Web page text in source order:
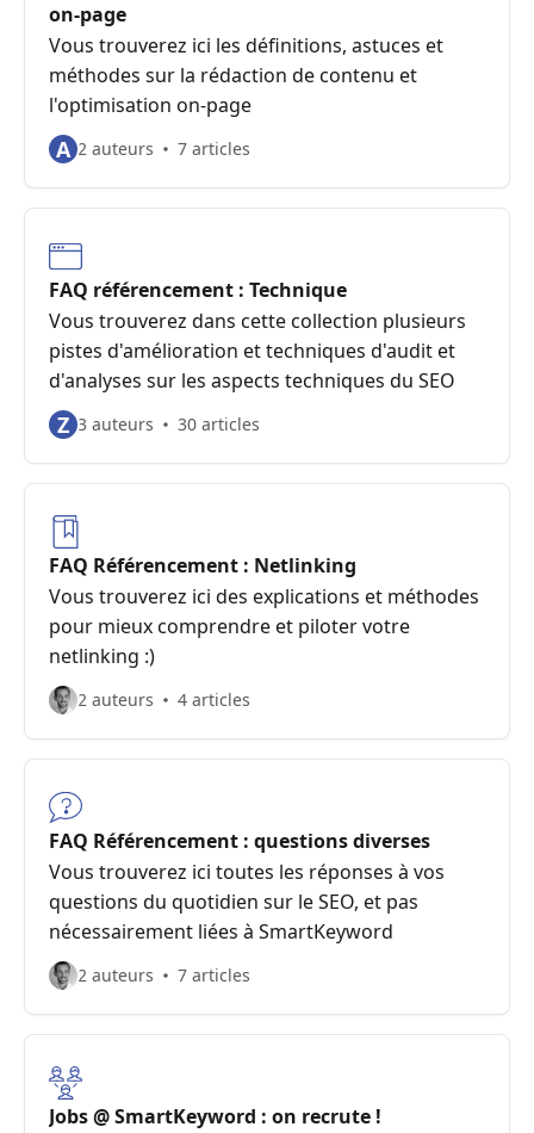
on-page
Vous trouverez ici les définitions, astuces et
méthodes sur la rédaction de contenu et
l'optimisation on-page
A 2 auteurs 7 articles
FAQ référencement : Technique
Vous trouverez dans cette collection plusieurs
pistes d'amélioration et techniques d'audit et
d'analyses sur les aspects techniques du SEO
Z 3 auteurs 30 articles
FAQ Référencement : Netlinking
Vous trouverez ici des explications et méthodes
pour mieux comprendre et piloter votre
netlinking :)
2 auteurs 4 articles
FAQ Référencement : questions diverses
Vous trouverez ici toutes les réponses à vos
questions du quotidien sur le SEO, et pas
nécessairement liées à SmartKeyword
2 auteurs 7 articles
Jobs @ SmartKeyword : on recrute !